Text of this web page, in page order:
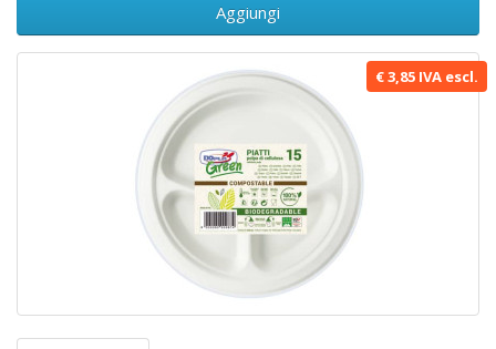
€ 3,85 IVA escl.
Aggiungi